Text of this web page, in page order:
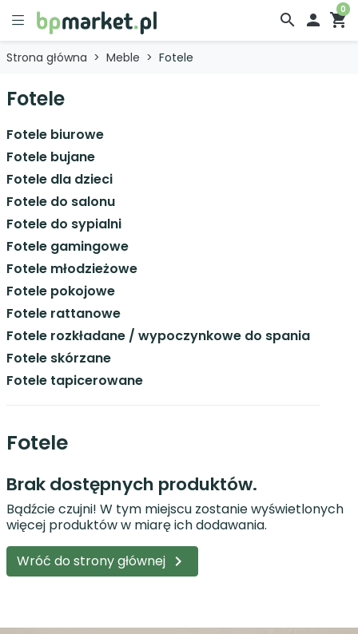
search  shopping_cart
0
Strona główna Meble Fotele
Fotele
Fotele biurowe
Fotele bujane
Fotele dla dzieci
Fotele do salonu
Fotele do sypialni
Fotele gamingowe
Fotele młodzieżowe
Fotele pokojowe
Fotele rattanowe
Fotele rozkładane / wypoczynkowe do spania
Fotele skórzane
Fotele tapicerowane
Fotele
Brak dostępnych produktów.
Bądźcie czujni! W tym miejscu zostanie wyświetlonych
więcej produktów w miarę ich dodawania.
Wróć do strony głównej 